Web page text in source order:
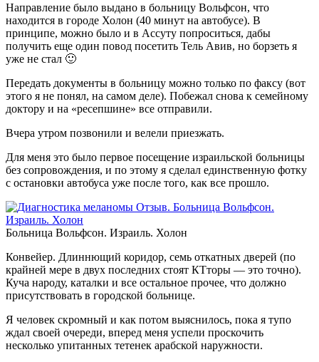
Направление было выдано в больницу Вольфсон, что
находится в городе Холон (40 минут на автобусе). В
принципе, можно было и в Ассуту попроситься, дабы
получить еще один повод посетить Тель Авив, но борзеть я
уже не стал 🙂
Передать документы в больницу можно только по факсу (вот
этого я не понял, на самом деле). Побежал снова к семейному
доктору и на «ресепшине» все отправили.
Вчера утром позвонили и велели приезжать.
Для меня это было первое посещение израильской больницы
без сопровождения, и по этому я сделал единственную фотку
с остановки автобуса уже после того, как все прошло.
Больница Вольфсон. Израиль. Холон
Конвейер. Длиннющий коридор, семь откатных дверей (по
крайней мере в двух последних стоят КТторы — это точно).
Куча народу, каталки и все остальное прочее, что должно
присутствовать в городской больнице.
Я человек скромный и как потом выяснилось, пока я тупо
ждал своей очереди, вперед меня успели проскочить
несколько упитанных тетенек арабской наружности.